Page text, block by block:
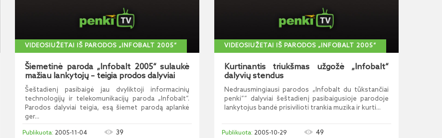
VIDEOSIUŽETAI IŠ PARODOS „INFOBALT 2005“
Šiemetinė paroda „Infobalt 2005“ sulaukė
mažiau lankytojų – teigia prodos dalyviai
Šeštadienį pasibaigė jau dvyliktoji informacinių
technologijų ir telekomunikacijų paroda „Infobalt“.
Parodos dalyviai teigia, esą šiemet parodą aplankė
ger...
2005-11-04 39
VIDEOSIUŽETAI IŠ PARODOS „INFOBALT 2005“
Kurtinantis triukšmas užgožė „Infobalt“
dalyvių stendus
Nedrausmingiausi parodos „Infobalt du tūkstančiai
penki““ dalyviai šeštadienį pasibaigusioje parodoje
lankytojus bandė prisivilioti trankia muzika ir kurti...
2005-10-29 49